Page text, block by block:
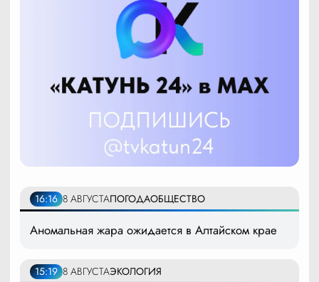
16:16 8 АВГУСТАПОГОДАОБЩЕСТВО
Аномальная жара ожидается в Алтайском крае
15:19 8 АВГУСТАЭКОЛОГИЯ